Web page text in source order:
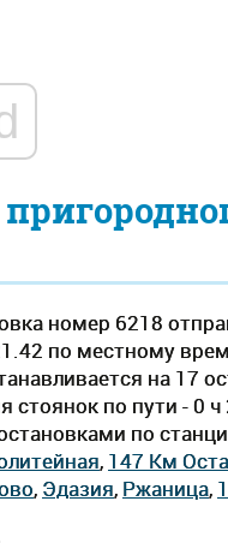
номер 6218
по местному
на 17
по пути - 0
по
, 147 Км
, Эдазия, Ржаница,